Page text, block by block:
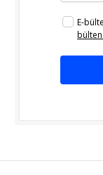
E-
bülten